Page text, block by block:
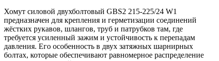
Хомут силовой двухболтовый GBS2 215-225/24 W1
предназначен для крепления и герметизации соединений
жёстких рукавов, шлангов, труб и патрубков там, где
требуется усиленный зажим и устойчивость к перепадам
давления. Его особенность в двух затяжных шарнирных
болтах, которые обеспечивают равномерное распределение